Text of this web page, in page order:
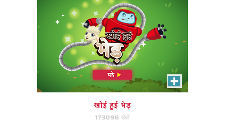
खोई हुई भेड़
173098 खेलें
महान मछली
बाधाओं से बचने के रूप में यह कर सकते हैं
महान मछली तैरने में मदद करें।